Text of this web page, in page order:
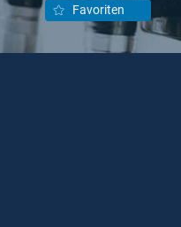
Favoriten